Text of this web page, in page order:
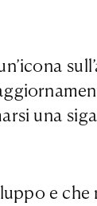
una
e che